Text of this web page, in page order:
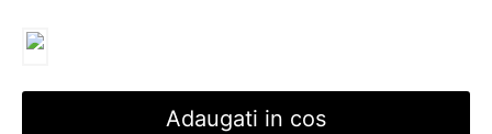
Adaugati in cos